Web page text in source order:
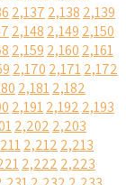
2,137 2,138 2,139
2,148 2,149 2,150
2,159 2,160 2,161
2,170 2,1712,172
2,1812,182
2,1912,192 2,193
2,202 2,203
2,212 2,213
2,222 2,223